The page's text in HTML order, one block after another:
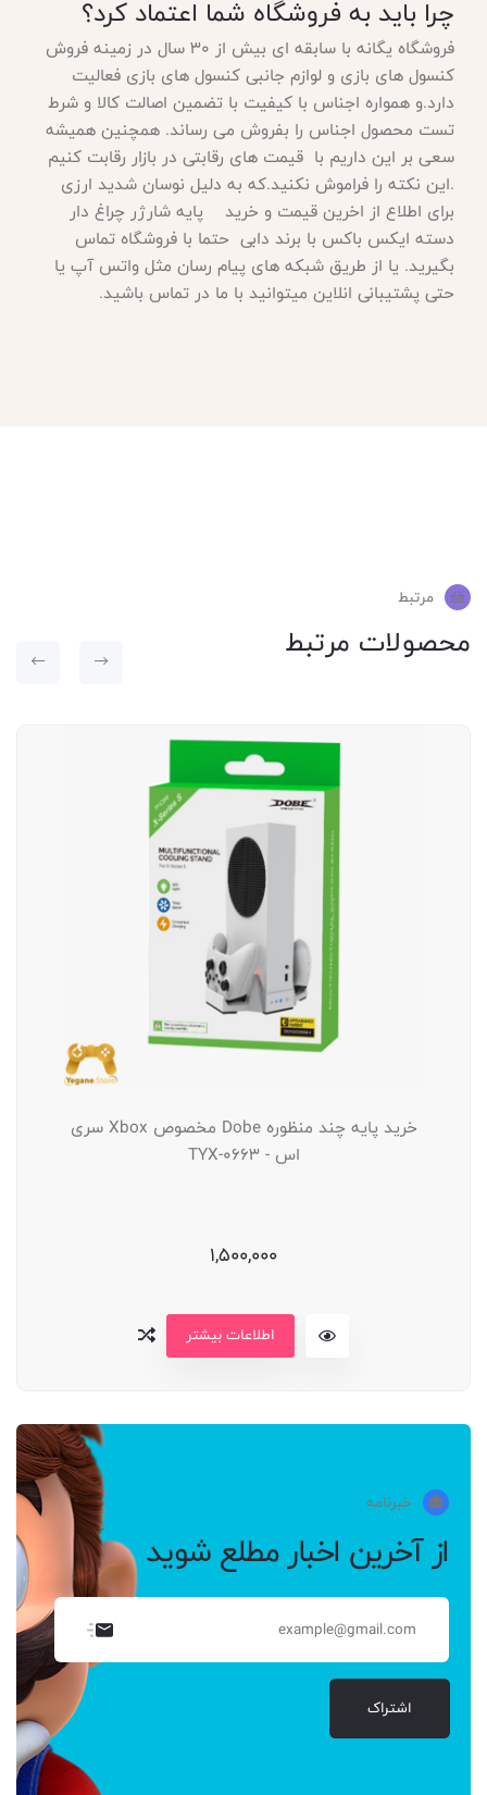
چرا باید به فروشگاه شما اعتماد کرد؟
فروشگاه یگانه با سابقه ای بیش از 30 سال در زمینه فروش
کنسول های بازی و لوازم جانبی کنسول های بازی فعالیت
دارد.و همواره اجناس با کیفیت با تضمین اصالت کالا و شرط
تست محصول اجناس را بفروش می رساند. همچنین همیشه
سعی بر این داریم با قیمت های رقابتی در بازار رقابت کنیم
.این نکته را فراموش نکنید.که به دلیل نوسان شدید ارزی
برای اطلاع از اخرین قیمت و خرید پایه شارژر چراغ دار
دسته ایکس باکس با برند دابی حتما با فروشگاه تماس
بگیرید. یا از طریق شبکه های پیام رسان مثل واتس آپ یا
حتی پشتیبانی انلاین میتوانید با ما در تماس باشید.
مرتبط
محصولات مرتبط
خرید پایه چند منظوره Dobe مخصوص Xbox سری
اس - TYX-0663
1,500,000
اطلاعات بیشتر
خبرنامه
از آخرین اخبار مطلع شوید
اشتراک